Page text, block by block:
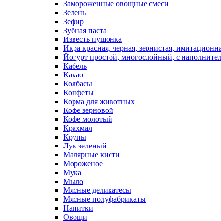
Замороженные овощные смеси
Зелень
Зефир
Зубная паста
Известь пушонка
Икра красная, черная, зернистая,
Йогурт простой, многослойный, с
Кабель
Какао
Колбасы
Конфеты
Корма для животных
Кофе зерновой
Кофе молотый
Крахмал
Крупы
Лук зеленый
Малярные кисти
Мороженое
Мука
Мыло
Мясные деликатесы
Мясные полуфабрикаты
Напитки
Овощи